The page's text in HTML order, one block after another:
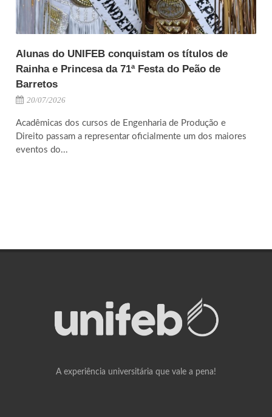
Alunas do UNIFEB conquistam os títulos de
Rainha e Princesa da 71ª Festa do Peão de
Barretos
20/07/2026
Acadêmicas dos cursos de Engenharia de Produção e
Direito passam a representar oficialmente um dos maiores
eventos do...
A experiência universitária que vale a pena!